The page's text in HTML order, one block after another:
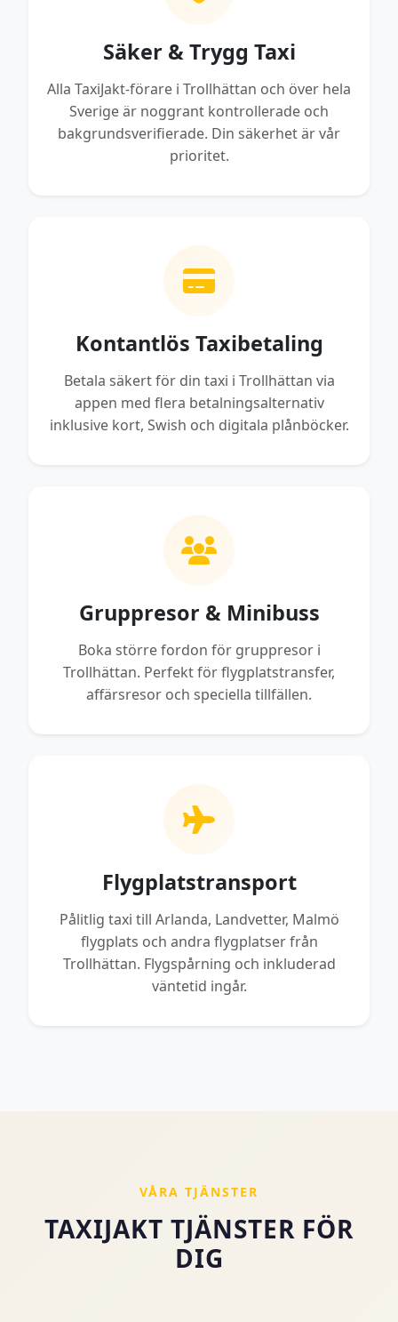
Säker & Trygg Taxi
Alla TaxiJakt-förare i Trollhättan och över hela
Sverige är noggrant kontrollerade och
bakgrundsverifierade. Din säkerhet är vår
prioritet.
Kontantlös Taxibetaling
Betala säkert för din taxi i Trollhättan via
appen med flera betalningsalternativ
inklusive kort, Swish och digitala plånböcker.
Gruppresor & Minibuss
Boka större fordon för gruppresor i
Trollhättan. Perfekt för flygplatstransfer,
affärsresor och speciella tillfällen.
Flygplatstransport
Pålitlig taxi till Arlanda, Landvetter, Malmö
flygplats och andra flygplatser från
Trollhättan. Flygspårning och inkluderad
väntetid ingår.
VÅRA TJÄNSTER
TAXIJAKT TJÄNSTER FÖR
DIG